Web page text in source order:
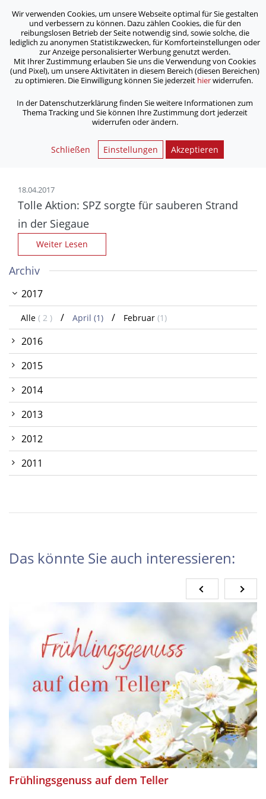
ASB Bonn/Rhein-Sieg/Eifel e.V.
bewegt Menschen
Archiv
Home / Archiv
Nachrichtenarchiv | ASB
Bonn/Rhein-Sieg/Eifel e.V.
18.04.2017
Tolle Aktion: SPZ sorgte für sauberen Strand
in der Siegaue
Weiter Lesen
Archiv
2017
Alle ( 2 ) April (1) Februar (1)
2016
2015
2014
2013
2012
2011
Das könnte Sie auch interessieren:
Frühlingsgenuss auf dem Teller
Wir verwenden Cookies, um unsere Webseite optimal für Sie gestalten
und verbessern zu können. Dazu zählen Cookies, die für den
reibungslosen Betrieb der Seite notwendig sind, sowie solche, die
lediglich zu anonymen Statistikzwecken, für Komforteinstellungen oder
zur Anzeige personalisierter Werbung genutzt werden.
Mit Ihrer Zustimmung erlauben Sie uns die Verwendung von Cookies
(und Pixel), um unsere Aktivitäten in diesem Bereich (diesen Bereichen)
zu optimieren. Die Einwilligung können Sie jederzeit hierwiderrufen.
In der Datenschutzerklärung finden Sie weitere Informationen zum
Thema Tracking und Sie können Ihre Zustimmung dort jederzeit
widerrufen oder ändern.
Schließen Einstellungen Akzeptieren